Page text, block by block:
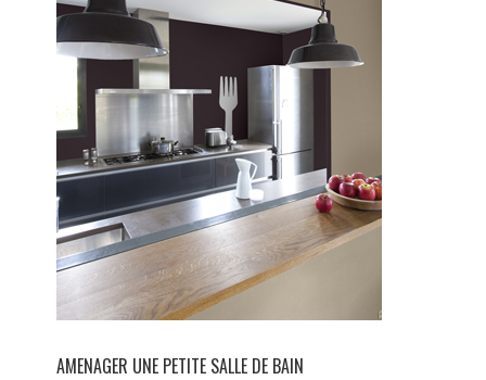
AMENAGER UNE PETITE SALLE DE BAIN